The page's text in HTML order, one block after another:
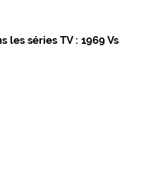
les séries TV : 1969 Vs